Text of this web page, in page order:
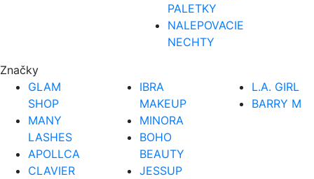
PALETKY
NALEPOVACIE
NECHTY
Značky
GLAM
SHOP
MANY
LASHES
APOLLCA
CLAVIER
IBRA
MAKEUP
MINORA
BOHO
BEAUTY
JESSUP
L.A. GIRL
BARRY M